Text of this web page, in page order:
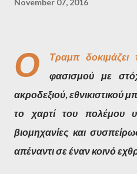
Ο
Τραμπ
φασισμού με
ακροδεξιού, εθνικιστικού
το χαρτί του πολέμου
βιομηχανίες και
απέναντι σε έναν κοινό